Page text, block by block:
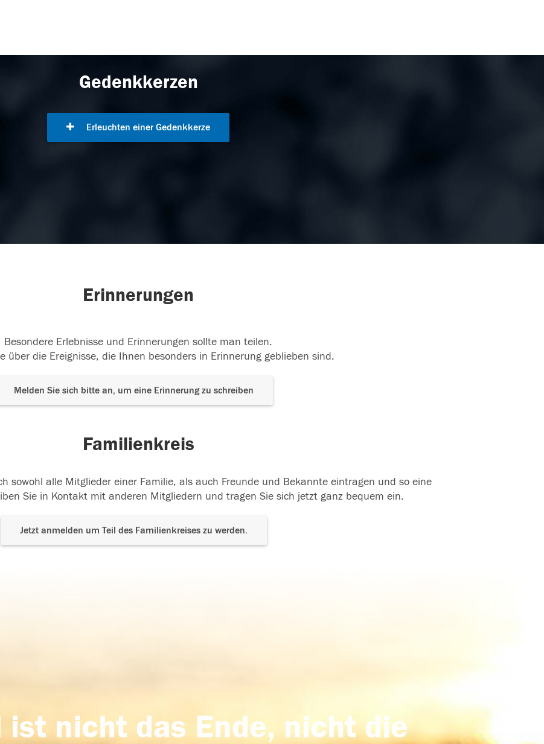
Gedenkkerzen
Erleuchten einer Gedenkkerze
Erinnerungen
Besondere Erlebnisse und Erinnerungen sollte man teilen.
über die Ereignisse, die Ihnen besonders in Erinnerung geblieben sind.
Melden Sie sich bitte an, um eine Erinnerung zu schreiben
Familienkreis
sowohl alle Mitglieder einer Familie, als auch Freunde und Bekannte eintragen und so eine
Sie in Kontakt mit anderen Mitgliedern und tragen Sie sich jetzt ganz bequem ein.
Jetzt anmelden um Teil des Familienkreises zu werden.
ist nicht das Ende, nicht die